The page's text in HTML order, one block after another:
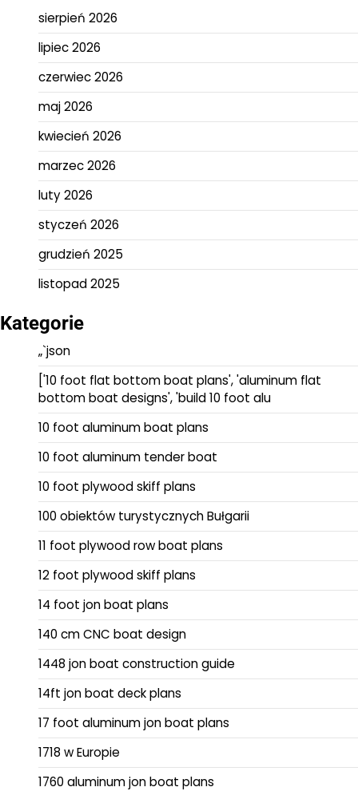
sierpień 2026
lipiec 2026
czerwiec 2026
maj 2026
kwiecień 2026
marzec 2026
luty 2026
styczeń 2026
grudzień 2025
listopad 2025
Kategorie
„`json
['10 foot flat bottom boat plans', 'aluminum flat
bottom boat designs', 'build 10 foot alu
10 foot aluminum boat plans
10 foot aluminum tender boat
10 foot plywood skiff plans
100 obiektów turystycznych Bułgarii
11 foot plywood row boat plans
12 foot plywood skiff plans
14 foot jon boat plans
140 cm CNC boat design
1448 jon boat construction guide
14ft jon boat deck plans
17 foot aluminum jon boat plans
1718 w Europie
1760 aluminum jon boat plans